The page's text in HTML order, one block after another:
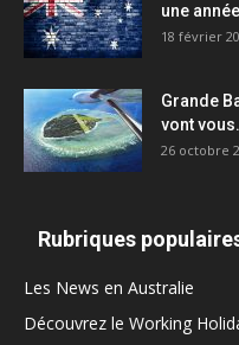
une
18 février
Grande
vont
26 octobre
Rubriques
Les News en Australie
Découvrez le Working